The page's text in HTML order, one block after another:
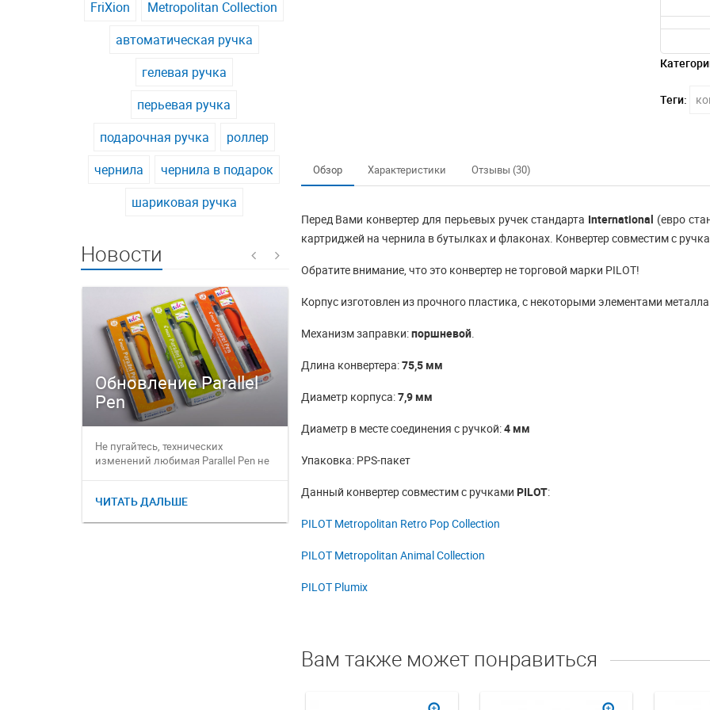
FriXion
Metropolitan Collection
автоматическая ручка
гелевая ручка
перьевая ручка
подарочная ручка
роллер
чернила
чернила в подарок
шариковая ручка
Новости
Обновление Parallel
Pen
Не пугайтесь, технических
изменений любимая Parallel Pen не
ЧИТАТЬ ДАЛЬШЕ
Остаемся в России!
странами санкции оказывают
стран...
ЧИТАТЬ ДАЛЬШЕ
Теги:
Обзор Характеристики Отзывы (30)
Перед Вами конвертер для перьевых ручек стандарта International (евро
картриджей на чернила в бутылках и флаконах. Конвертер совместим с
Обратите внимание, что это конвертер не торговой марки PILOT!
Корпус изготовлен из прочного пластика, с некоторыми элементами металла.
Механизм заправки:поршневой.
Длина конвертера:75,5 мм
Диаметр корпуса:7,9 мм
Диаметр в месте соединения с ручкой:4 мм
Упаковка: PPS-пакет
Данный конвертер совместим с ручками PILOT:
PILOT Metropolitan Retro Pop Collection
PILOT Metropolitan Animal Collection
PILOT Plumix
Вам также может понравиться